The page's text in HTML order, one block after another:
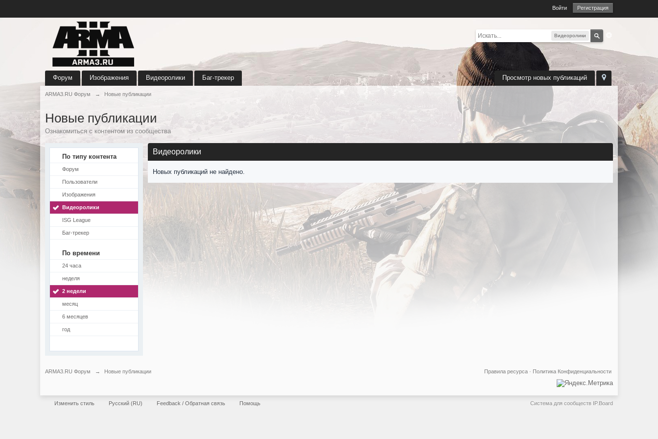
Войти Регистрация
Видеоролики
Просмотр новых публикаций
Форум Изображения Видеоролики Баг-трекер
ARMA3.RU Форум → Новые публикации
Новые публикации
Ознакомиться с контентом из сообщества
По типу контента
Форум
Пользователи
Изображения
Видеоролики
ISG League
Баг-трекер
По времени
24 часа
неделя
2 недели
месяц
6 месяцев
год
Видеоролики
Новых публикаций не найдено.
ARMA3.RU Форум → Новые публикации Политика Конфиденциальности
Правила ресурса ·
Изменить стиль Русский (RU) Feedback / Обратная связь Помощь Система для сообществ IP.Board